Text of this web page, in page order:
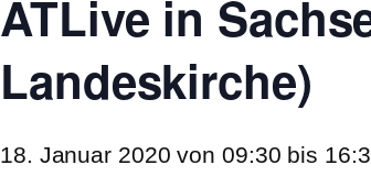
ATLive in
Landeskirche)
18. Januar 2020 von 09:30 bis